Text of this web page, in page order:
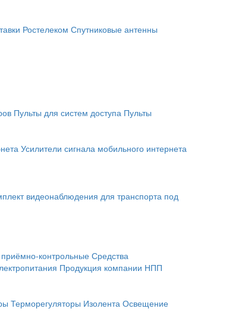
Ростелеком Спутниковые антенны
Пульты для систем доступа Пульты
Усилители сигнала мобильного интернета
видеонаблюдения для транспорта под
контрольныеСредства
Продукция компании НПП
Терморегуляторы Изолента Освещение